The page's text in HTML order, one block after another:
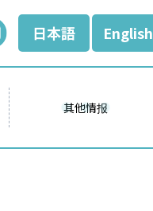
日本語 English
其他情报